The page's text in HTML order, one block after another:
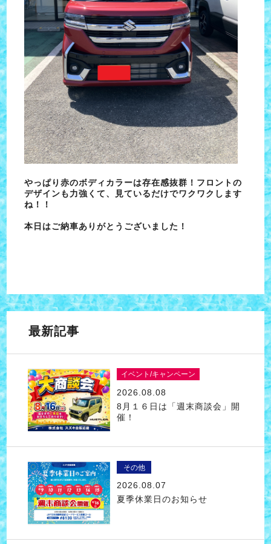
やっぱり赤のボディカラーは存在感抜群！フロントの
デザインも力強くて、見ているだけでワクワクします
ね！！
本日はご納車ありがとうございました！
最新記事
イベント/キャンペーン
2026.08.08
8月１６日は「週末商談会」開
催！
その他
2026.08.07
夏季休業日のお知らせ